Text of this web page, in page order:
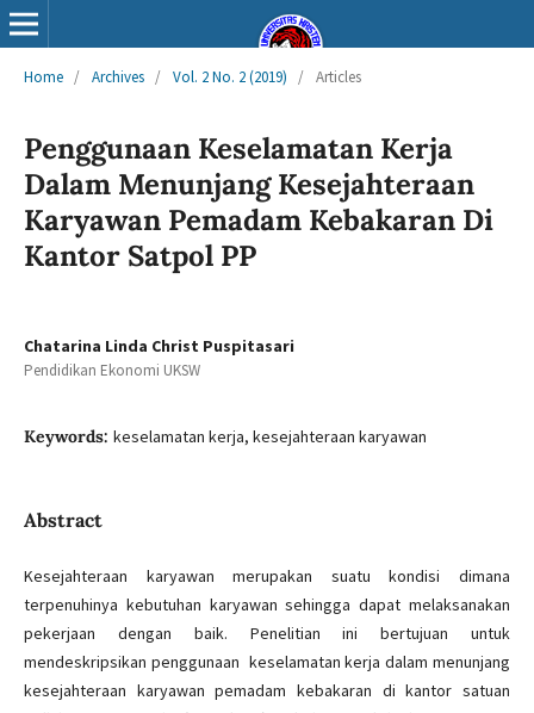
Home / Archives / Vol. 2 No. 2 (2019) / Articles
Penggunaan Keselamatan Kerja
Dalam Menunjang Kesejahteraan
Karyawan Pemadam Kebakaran Di
Kantor Satpol PP
Chatarina Linda Christ Puspitasari
Pendidikan Ekonomi UKSW
Keywords: keselamatan kerja, kesejahteraan karyawan
Abstract
Kesejahteraan karyawan merupakan suatu kondisi dimana
terpenuhinya kebutuhan karyawan sehingga dapat melaksanakan
pekerjaan dengan baik. Penelitian ini bertujuan untuk
mendeskripsikan penggunaan keselamatan kerja dalam menunjang
kesejahteraan karyawan pemadam kebakaran di kantor satuan